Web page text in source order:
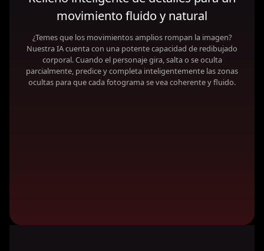
movimiento fluido y natural
¿Temes que los movimientos amplios rompan la imagen?
Nuestra IA cuenta con una potente capacidad de redibujado
corporal. Cuando el personaje gira, salta o se oculta
parcialmente, predice y completa inteligentemente las zonas
ocultas para que cada fotograma se vea coherente y fluido.